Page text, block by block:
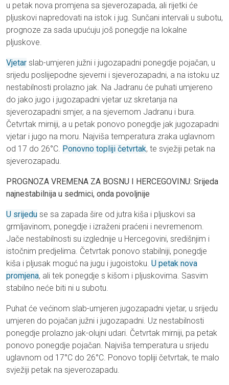
u petak nova promjena sa sjeverozapada, ali rijetki će
pljuskovi napredovati na istok i jug. Sunčani intervali u subotu,
prognoze za sada upućuju još ponegdje na lokalne
pljuskove.
Vjetar slab-umjeren južni i jugozapadni ponegdje pojačan, u
srijedu poslijepodne sjeverni i sjeverozapadni, a na istoku uz
nestabilnosti prolazno jak. Na Jadranu će puhati umjereno
do jako jugo i jugozapadni vjetar uz skretanja na
sjeverozapadni smjer, a na sjevernom Jadranu i bura.
Četvrtak mirniji, a u petak ponovo ponegdje jak jugozapadni
vjetar i jugo na moru. Najviša temperatura zraka uglavnom
od 17 do 26°C. Ponovno topliji četvrtak, te svježiji petak na
sjeverozapadu.
PROGNOZA VREMENA ZA BOSNU I HERCEGOVINU: Srijeda
najnestabilnija u sedmici, onda povoljnije
U srijedu se sa zapada šire od jutra kiša i pljuskovi sa
grmljavinom, ponegdje i izraženi praćeni i nevremenom.
Jače nestabilnosti su izglednije u Hercegovini, središnjim i
istočnim predjelima. Četvrtak ponovo stabilniji, ponegdje
kiša i pljusak moguć na jugu i jugoistoku. U petak nova
promjena, ali tek ponegdje s kišom i pljuskovima. Sasvim
stabilno neće biti ni u subotu.
Puhat će većinom slab-umjeren jugozapadni vjetar, u srijedu
umjeren do pojačan južni i jugozapadni. Uz nestabilnosti
ponegdje prolazno jak-olujni udari. Četvrtak mirniji, pa petak
ponovo ponegdje pojačan. Najviša temperatura u srijedu
uglavnom od 17°C do 26°C. Ponovo topliji četvrtak, te malo
svježiji petak na sjeverozapadu.